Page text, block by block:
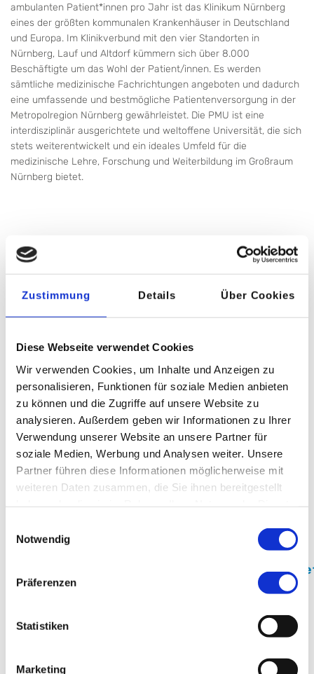
Zustimmung Details Über Cookies
Diese Webseite verwendet Cookies
Wir verwenden Cookies, um Inhalte und Anzeigen zu
personalisieren, Funktionen für soziale Medien anbieten
zu können und die Zugriffe auf unsere Website zu
analysieren. Außerdem geben wir Informationen zu Ihrer
Verwendung unserer Website an unsere Partner für
soziale Medien, Werbung und Analysen weiter. Unsere
Partner führen diese Informationen möglicherweise mit
weiteren Daten zusammen, die Sie ihnen bereitgestellt
Notwendig
Präferenzen
Statistiken
Marketing
ambulanten Patient*innen pro Jahr ist das Klinikum Nürnberg
eines der größten kommunalen Krankenhäuser in Deutschland
und Europa. Im Klinikverbund mit den vier Standorten in
Nürnberg, Lauf und Altdorf kümmern sich über 8.000
Beschäftigte um das Wohl der Patient/innen. Es werden
sämtliche medizinische Fachrichtungen angeboten und dadurch
eine umfassende und bestmögliche Patientenversorgung in der
Metropolregion Nürnberg gewährleistet. Die PMU ist eine
interdisziplinär ausgerichtete und weltoffene Universität, die sich
stets weiterentwickelt und ein ideales Umfeld für die
medizinische Lehre, Forschung und Weiterbildung im Großraum
Nürnberg bietet.
Bewerbungsinformationen:
Bitte bewerben Sie sich bis zum 02.07.2026.
Fragen zu der ausgeschriebenen Professur
Hans Herbert Steiner: vizerektor@klinikum-
nuernberg.de / Tel.: +49 (0)911/398-3797.
Fragen zu der klinischen Tätigkeit richten Sie
bitte an Univ.-Prof. Dr. Alexander
Dechêne:alexander.dechene@klinikum-
nuernberg.de / Tel.: +49 (0)911/398-2949.
Bitte bewerben Sie sich ausschließlich über
üblichen Bewerbungsbuttons:
https://www.pmu.ac.at/karriere/
fuer-endokrinologie-mwd